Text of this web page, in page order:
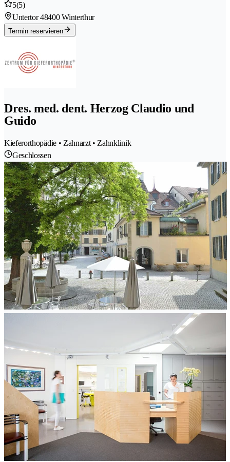
5(5)
Untertor 48400 Winterthur
Termin reservieren
Dres. med. dent. Herzog Claudio und
Guido
Kieferorthopädie • Zahnarzt • Zahnklinik
Geschlossen